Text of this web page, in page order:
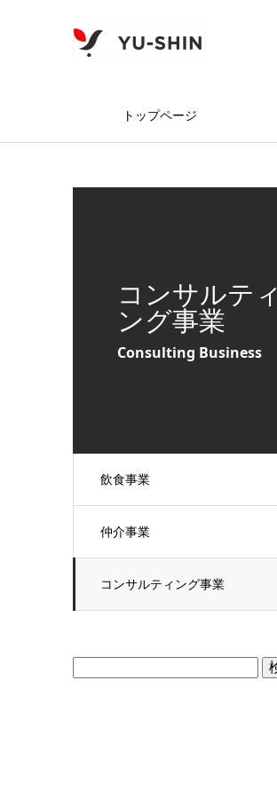
トップページ
コンサルティ
ング事業
Consulting Business
飲食事業
仲介事業
コンサルティング事業